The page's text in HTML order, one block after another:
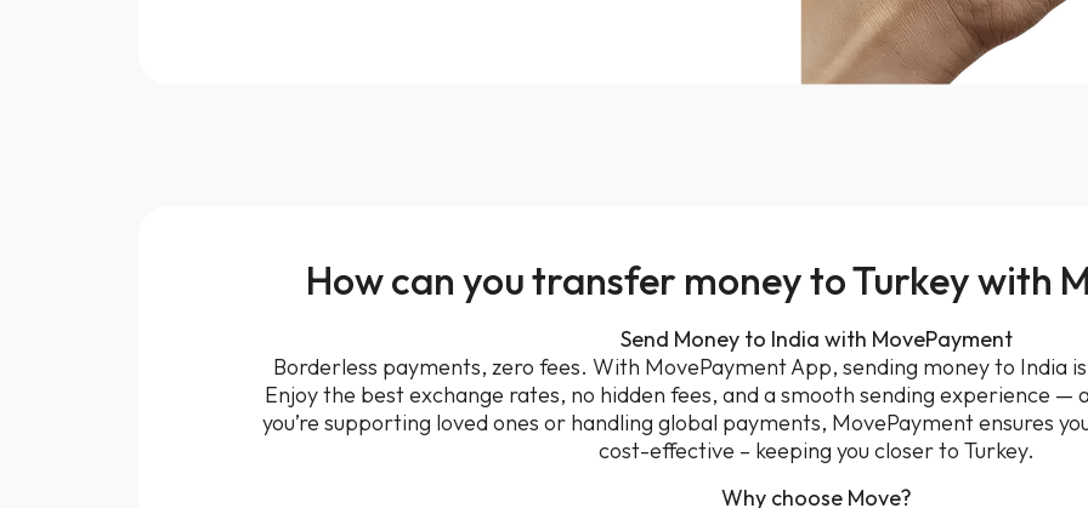
How can you transfer money to Turkey with
Send Money to India with MovePayment
Borderless payments, zero fees. With MovePayment App, sending money to India
Enjoy the best exchange rates, no hidden fees, and a smooth sending experience
you’re supporting loved ones or handling global payments, MovePayment ensures
cost-effective – keeping you closer to Turkey.
Why choose Move?